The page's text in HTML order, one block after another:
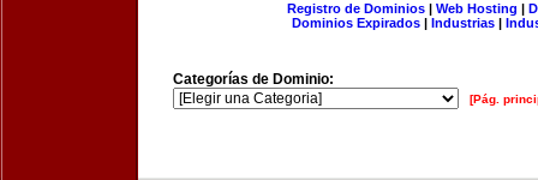
Registro de Dominios| Web Hosting |
Dominios Expirados | Industrias |
Categorías de Dominio:
[Pág.